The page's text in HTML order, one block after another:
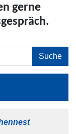
gerne